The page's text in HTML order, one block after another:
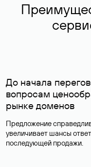
До начала
вопросам
рынке доменов
Предложение
увеличивает шансы
последующей продажи.